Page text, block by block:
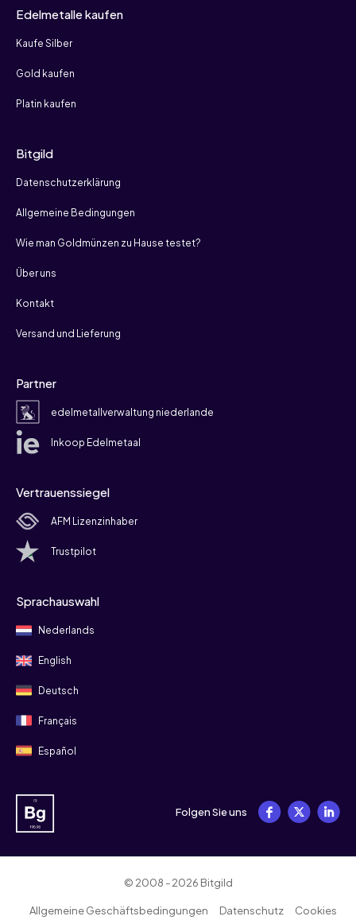
Edelmetalle kaufen
Kaufe Silber
Gold kaufen
Platin kaufen
Bitgild
Datenschutzerklärung
Allgemeine Bedingungen
Wie man Goldmünzen zu Hause testet?
Über uns
Kontakt
Versand und Lieferung
Partner
edelmetallverwaltung niederlande
Inkoop Edelmetaal
Vertrauenssiegel
AFM Lizenzinhaber
Trustpilot
Sprachauswahl
Nederlands
English
Deutsch
Français
Español
Folgen Sie uns
© 2008 - 2026 Bitgild
Allgemeine Geschäftsbedingungen Datenschutz Cookies